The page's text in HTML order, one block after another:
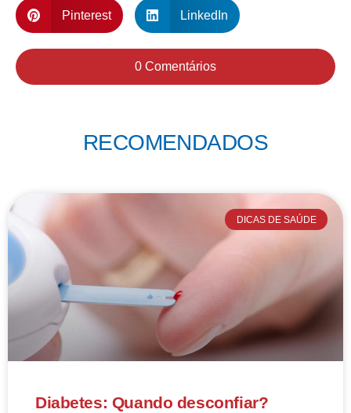
Pinterest LinkedIn
0 Comentários
RECOMENDADOS
DICAS DE SAÚDE
Diabetes: Quando desconfiar?